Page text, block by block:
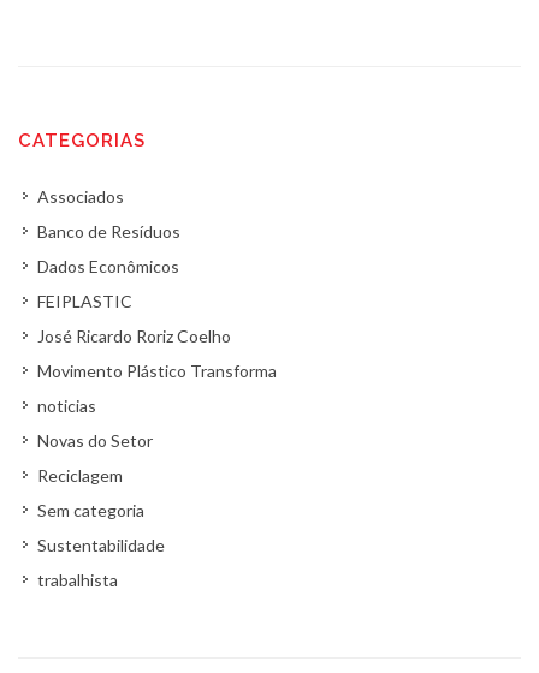
CATEGORIAS
Associados
Banco de Resíduos
Dados Econômicos
FEIPLASTIC
José Ricardo Roriz Coelho
Movimento Plástico Transforma
noticias
Novas do Setor
Reciclagem
Sem categoria
Sustentabilidade
trabalhista